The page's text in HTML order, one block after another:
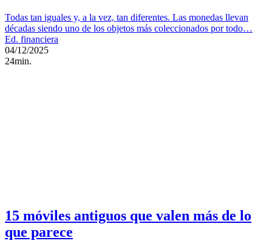
Todas tan iguales y, a la vez, tan diferentes. Las monedas llevan
décadas siendo uno de los objetos más coleccionados por todo…
Ed. financiera
04/12/2025
24min.
15 móviles antiguos que valen más de lo
que parece